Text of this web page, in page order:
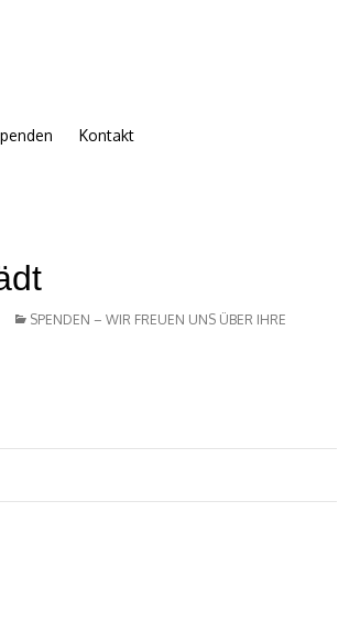
Kontakt
SPENDEN – WIR FREUEN UNS ÜBER IHRE